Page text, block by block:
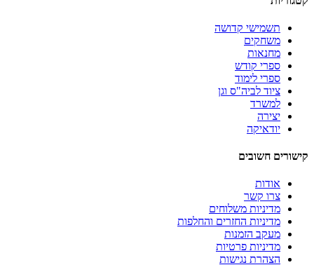
תשמישי קדושה
משחקים
מחנאות
ספרי קודש
ספרי לימוד
ציוד לביה"ס וגן
למשרד
יצירה
יודאיקה
קישורים חשובים
אודות
צרו קשר
מדיניות משלוחים
מדיניות החזרים והחלפות
מעקב הזמנות
מדיניות פרטיות
הצהרת נגישות